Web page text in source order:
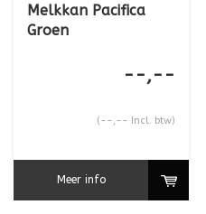
Melkkan Pacifica
Groen
--,--
(--,-- Incl. btw)
Meer info